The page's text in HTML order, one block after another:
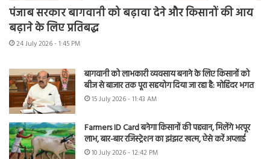
पंजाब सरकार बागवानी को बढ़ावा देने और किसानों की आय
बढ़ाने के लिए प्रतिबद्ध
24 July 2026 - 1:45 PM
बागवानी को लाभकारी व्यवसाय बनाने के लिए किसानों को
बीज से बाजार तक पूरा सहयोग दिया जा रहा है: मोहिंदर भगत
15 July 2026 - 11:43 AM
Farmers ID Card बनेगा किसानों की पहचान, मिलेंगे भरपूर
लाभ, बार-बार रजिस्ट्रेशन का झंझट खत्म, ऐसे करें अप्लाई
10 July 2026 - 12:42 PM